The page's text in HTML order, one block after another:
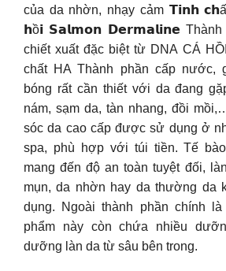
của da nhờn, nhạy cảm 𝗧𝗶𝗻𝗵
𝗵ồ𝗶 𝗦𝗮𝗹𝗺𝗼𝗻 𝗗𝗲𝗿𝗺𝗮𝗹𝗶𝗻𝗲 Thành
chiết xuất đặc biệt từ DNA CÁ
chất HA Thành phần cấp nước,
bóng rất cần thiết với da đang
nám, sạm da, tàn nhang, đồi
sóc da cao cấp được sử dụng ở
spa, phù hợp với túi tiền. Tế
mang đến độ an toàn tuyệt đối,
mụn, da nhờn hay da thường da
dụng. Ngoài thành phần chính
phẩm này còn chứa nhiều
dưỡng làn da từ sâu bên trong.